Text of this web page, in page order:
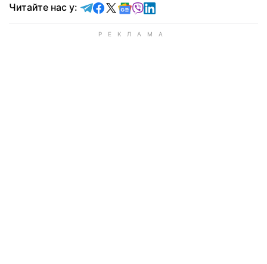
Читайте нас у: Читайте у Telegram
Читайте у Facebook
Читайте у X
Читайте у Google news
Читайте у Viber
Читайте у LinkedIn